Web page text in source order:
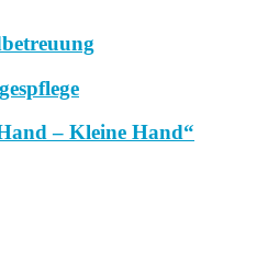
– Kleine Hand“